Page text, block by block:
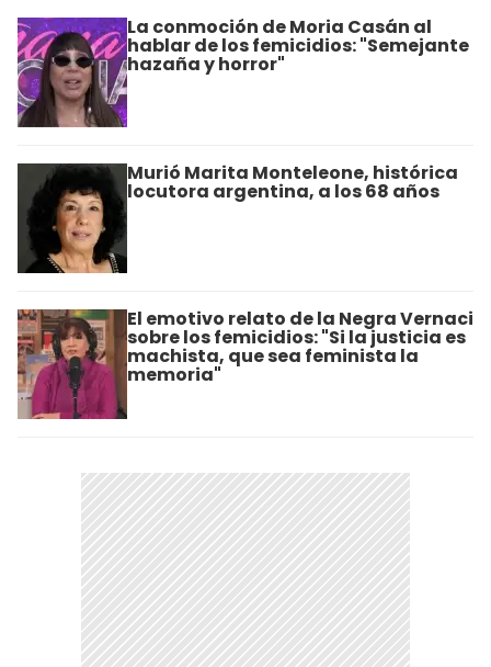
La conmoción de Moria Casán al
hablar de los femicidios: "Semejante
hazaña y horror"
Murió Marita Monteleone, histórica
locutora argentina, a los 68 años
El emotivo relato de la Negra Vernaci
sobre los femicidios: "Si la justicia es
machista, que sea feminista la
memoria"